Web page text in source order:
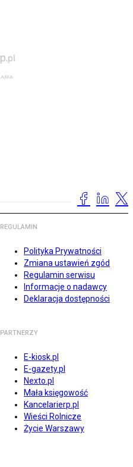
REGULAMIN
Polityka Prywatności
Zmiana ustawień zgód
Regulamin serwisu
Informacje o nadawcy
Deklaracja dostępności
PARTNERZY
E-kiosk.pl
E-gazety.pl
Nexto.pl
Mała księgowość
Kancelarierp.pl
Wieści Rolnicze
Życie Warszawy